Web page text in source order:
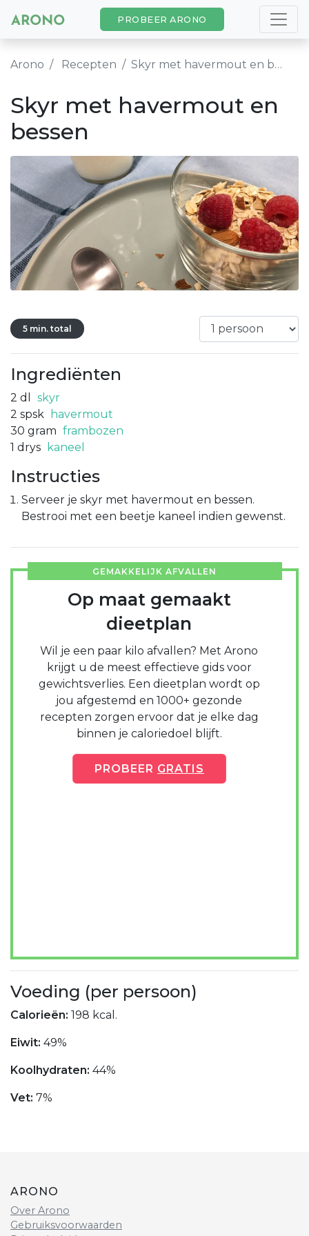
PROBEER ARONO
Arono Recepten Skyr met havermout en bessen
Skyr met havermout en
bessen
5 min. total
Ingrediënten
2 dl
skyr
2 spsk
havermout
30 gram frambozen
1 drys kaneel
Instructies
Serveer je skyr met havermout en bessen.
Bestrooi met een beetje kaneel indien gewenst.
GEMAKKELIJK AFVALLEN
Op maat gemaakt
dieetplan
Wil je een paar kilo afvallen? Met Arono
krijgt u de meest effectieve gids voor
gewichtsverlies. Een dieetplan wordt op
jou afgestemd en 1000+ gezonde
recepten zorgen ervoor dat je elke dag
binnen je caloriedoel blijft.
PROBEER GRATIS
Voeding (per persoon)
Calorieën: 198 kcal.
Eiwit: 49%
Koolhydraten: 44%
Vet: 7%
ARONO
Over Arono
Gebruiksvoorwaarden